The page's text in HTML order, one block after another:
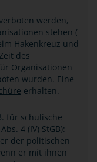
werden,
stehen (
Hakenkreuz und
des
Organisationen
wurden. Eine
erhalten.
für schulische
Abs. 4 (IV) StGB):
der politischen
er mit ihnen